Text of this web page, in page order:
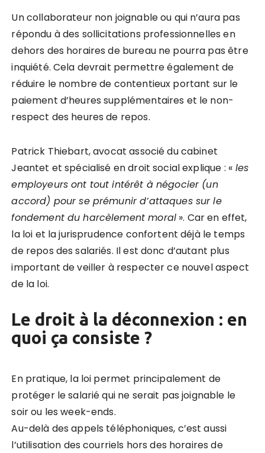
Un collaborateur non joignable ou qui n’aura pas
répondu à des sollicitations professionnelles en
dehors des horaires de bureau ne pourra pas être
inquiété. Cela devrait permettre également de
réduire le nombre de contentieux portant sur le
paiement d’heures supplémentaires et le non-
respect des heures de repos.
Patrick Thiebart, avocat associé du cabinet
Jeantet et spécialisé en droit social explique : «les
employeurs ont tout intérêt à négocier (un
accord) pour se prémunir d’attaques sur le
fondement du harcèlement moral». Car en effet,
la loi et la jurisprudence confortent déjà le temps
de repos des salariés. Il est donc d’autant plus
important de veiller à respecter ce nouvel aspect
de la loi.
Le droit à la déconnexion : en
quoi ça consiste ?
En pratique, la loi permet principalement de
protéger le salarié qui ne serait pas joignable le
soir ou les week-ends.
Au-delà des appels téléphoniques, c’est aussi
l’utilisation des courriels hors des horaires de